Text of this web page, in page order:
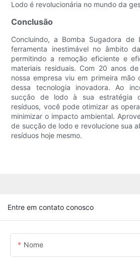
Lodo é revolucionária no mundo da
Conclusão
Concluindo, a Bomba Sugadora de
ferramenta inestimável no âmbito
permitindo a remoção eficiente e
materiais residuais. Com 20 anos
nossa empresa viu em primeira mão
dessa tecnologia inovadora. Ao
sucção de lodo à sua estratégia
resíduos, você pode otimizar as
minimizar o impacto ambiental.
de sucção de lodo e revolucione sua
resíduos hoje mesmo.
Entre em contato conosco
Nome